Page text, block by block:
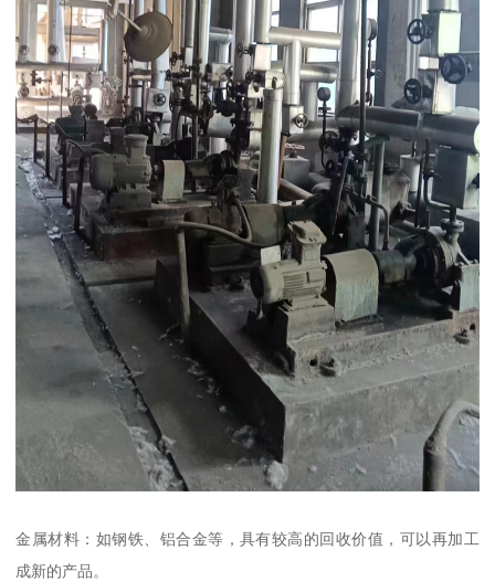
金属材料：如钢铁、铝合金等，具有较高的回收价值，可以再加工
成新的产品。